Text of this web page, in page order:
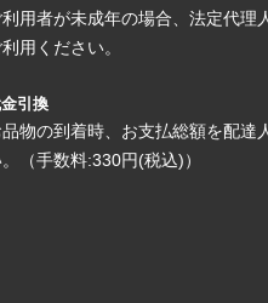
利用者が未成年の場合、法定代理
利用ください。
引換
品物の到着時、お支払総額を配達
（手数料:330円(税込)）